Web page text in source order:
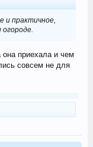
и практичное,
огороде.
она приехала и чем
совсем не для